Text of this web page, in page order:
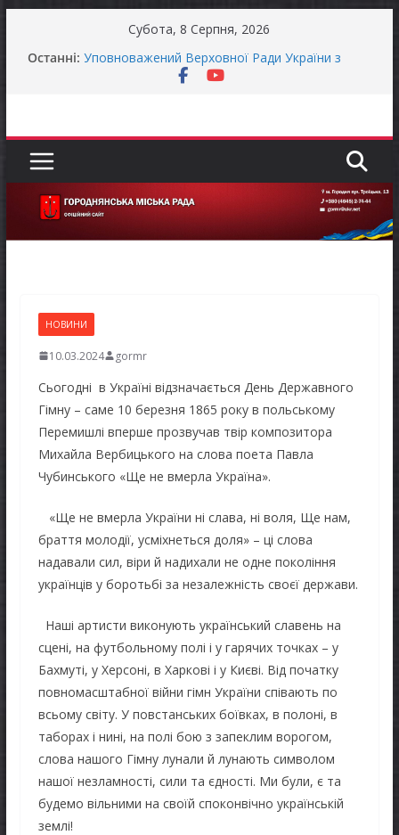
Субота, 8 Серпня, 2026
Останні: Уповноважений Верховної Ради України з
прав людини проводить опитування щодо
МОВЧАННЯ
Як отримати компенсацію за товари, придбані
для ветеранського бізнесу
НОВИНИ
10.03.2024 gormr
Сьогодні в Україні відзначається День Державного
Гімну – саме 10 березня 1865 року в польському
Перемишлі вперше прозвучав твір композитора
Михайла Вербицького на слова поета Павла
Чубинського «Ще не вмерла Україна».
«Ще не вмерла України ні слава, ні воля, Ще нам,
браття молодії, усміхнеться доля» – ці слова
надавали сил, віри й надихали не одне покоління
українців у боротьбі за незалежність своєї держави.
Наші артисти виконують український славень на
сцені, на футбольному полі і у гарячих точках – у
Бахмуті, у Херсоні, в Харкові і у Києві. Від початку
повномасштабної війни гімн України співають по
всьому світу. У повстанських боївках, в полоні, в
таборах і нині, на полі бою з запеклим ворогом,
слова нашого Гімну лунали й лунають символом
нашої незламності, сили та єдності. Ми були, є та
будемо вільними на своїй споконвічно українській
землі!